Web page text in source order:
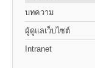
บทความ
ผู้ดูแลเว็บไซต์
Intranet